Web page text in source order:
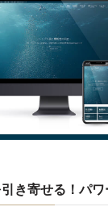
き寄せる！パ